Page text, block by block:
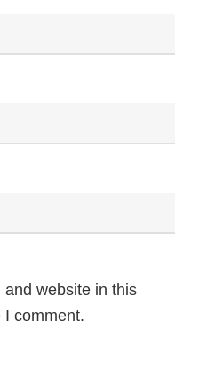
website in this
I comment.